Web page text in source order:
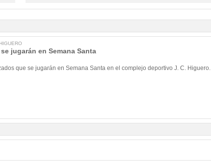
jugarán en Semana Santa
que se jugarán en Semana Santa en el complejo deportivo J. C. Higuero.